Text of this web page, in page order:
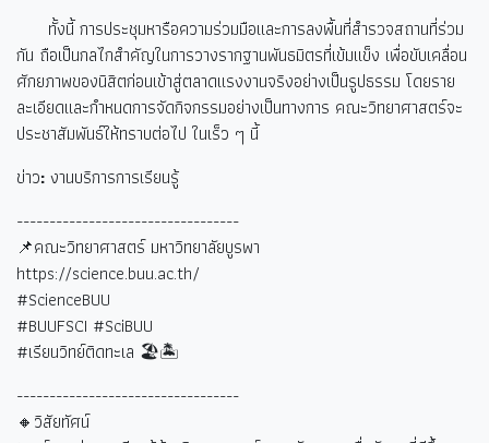
ทั้งนี้ การประชุมหารือความร่วมมือและการลงพื้นที่สำรวจสถานที่ร่วม
กัน ถือเป็นกลไกสำคัญในการวางรากฐานพันธมิตรที่เข้มแข็ง เพื่อขับเคลื่อน
ศักยภาพของนิสิตก่อนเข้าสู่ตลาดแรงงานจริงอย่างเป็นรูปธรรม โดยราย
ละเอียดและกำหนดการจัดกิจกรรมอย่างเป็นทางการ คณะวิทยาศาสตร์จะ
ประชาสัมพันธ์ให้ทราบต่อไป ในเร็ว ๆ นี้
ข่าว: งานบริการการเรียนรู้
----------------------------------
📌คณะวิทยาศาสตร์ มหาวิทยาลัยบูรพา
https://science.buu.ac.th/
#ScienceBUU
#BUUFSCI #SciBUU
#เรียนวิทย์ติดทะเล 🏖🏝
----------------------------------
🔸วิสัยทัศน์